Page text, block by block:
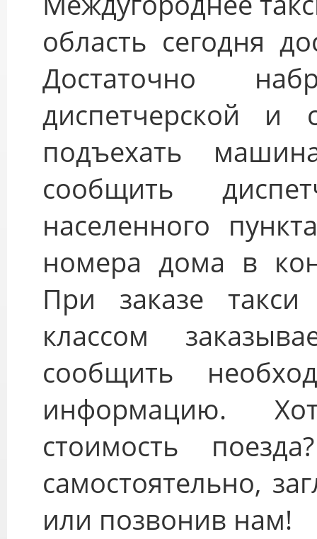
область сегодня
Достаточно
диспетчерской и
подъехать
сообщить
населенного
номера дома в
При заказе
классом
сообщить
информацию.
стоимость
самостоятельно,
или позвонив нам!